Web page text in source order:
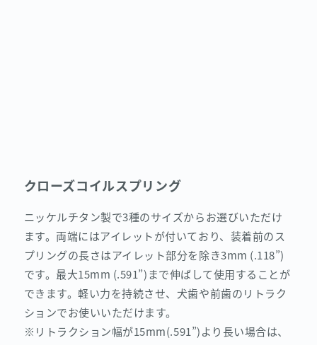
クローズコイルスプリング
ニッケルチタン製で3種のサイズからお選びいただけ
ます。両端にはアイレットが付いており、装着前のス
プリングの長さはアイレット部分を除き3mm (.118”)
です。最大15mm (.591”)まで伸ばして使用することが
できます。軽い力を持続させ、犬歯や前歯のリトラク
ションでお使いいただけます。
※リトラクション幅が15mm(.591”)より長い場合は、